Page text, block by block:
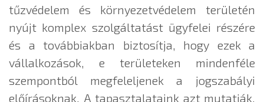
tűzvédelem és környezetvédelem területén
nyújt komplex szolgáltatást ügyfelei részére
és a továbbiakban biztosítja, hogy ezek a
vállalkozások, e területeken mindenféle
szempontból megfeleljenek a jogszabályi
előírásoknak. A tapasztalataink azt mutatják,